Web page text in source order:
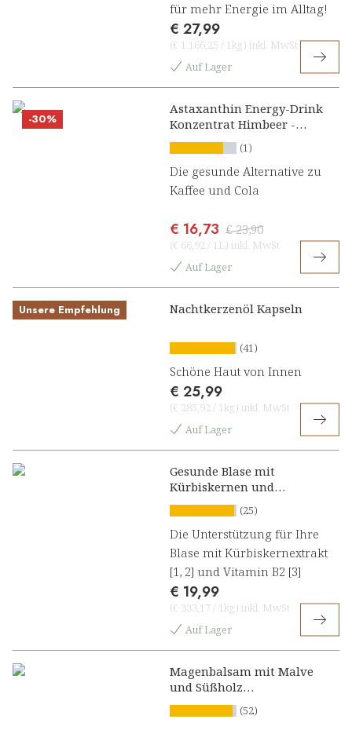
für mehr Energie im Alltag!
€ 27,99
(€ 1.166,25 / 1kg) inkl. MwSt
Auf Lager
-30%
Astaxanthin Energy-Drink
Konzentrat Himbeer -
Limette
(1)
Die gesunde Alternative zu
Kaffee und Cola
€ 16,73 € 23,90
(€ 66,92 / 1L) inkl. MwSt
Auf Lager
Unsere Empfehlung Nachtkerzenöl Kapseln
(41)
Schöne Haut von Innen
€ 25,99
(€ 285,92 / 1kg) inkl. MwSt
Auf Lager
Gesunde Blase mit
Kürbiskernen und
Hibiskus Presslinge
(25)
Die Unterstützung für Ihre
Blase mit Kürbiskernextrakt
[1, 2] und Vitamin B2 [3]
€ 19,99
(€ 333,17 / 1kg) inkl. MwSt
Auf Lager
Magenbalsam mit Malve
und Süßholz
Kräuterkonzentrat
(52)